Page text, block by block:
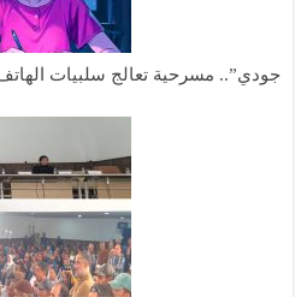
جودي”.. مسرحية تعالج سلبيات